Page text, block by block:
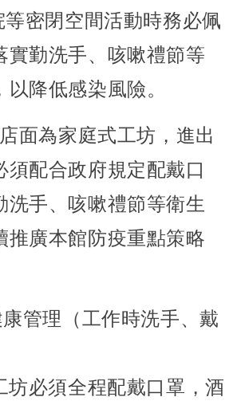
密閉空間活動時務必佩
實勤洗手、咳嗽禮節等
降低感染風險。
面為家庭式工坊，進出
須配合政府規定配戴口
洗手、咳嗽禮節等衛生
推廣本館防疫重點策略
管理（工作時洗手、戴
坊必須全程配戴口罩，酒